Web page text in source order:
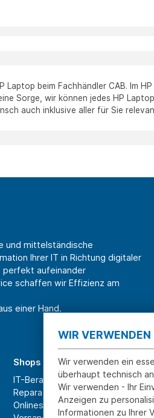
Laptop beim Fachhändler CAB. Im
Sorge, wir können jedes HP
auch inklusive aller für Sie
und mittelständische
Ihrer IT in Richtung digitaler
perfekt aufeinander
schaffen wir Effizienz am
einer Hand.
Shops
IT-Beratung und Service
Reparatur
Onlineshop
WIR VERWENDEN
Wir verwenden ein
überhaupt technisch
Wir verwenden - Ihr
Anzeigen zu
Informationen zu Ihrer